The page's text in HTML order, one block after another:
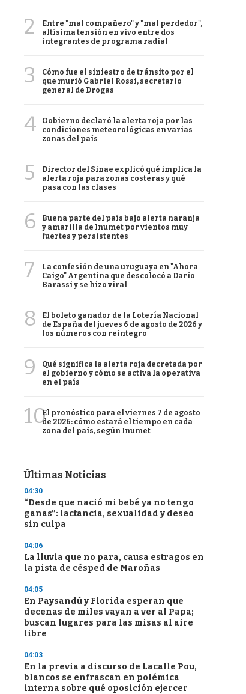
2
Entre "mal compañero" y "mal perdedor",
altísima tensión en vivo entre dos
integrantes de programa radial
3
Cómo fue el siniestro de tránsito por el
que murió Gabriel Rossi, secretario
general de Drogas
4
Gobierno declaró la alerta roja por las
condiciones meteorológicas en varias
zonas del país
5
Director del Sinae explicó qué implica la
alerta roja para zonas costeras y qué
pasa con las clases
6
Buena parte del país bajo alerta naranja
y amarilla de Inumet por vientos muy
fuertes y persistentes
7
La confesión de una uruguaya en "Ahora
Caigo" Argentina que descolocó a Darío
Barassi y se hizo viral
8
El boleto ganador de la Lotería Nacional
de España del jueves 6 de agosto de 2026 y
los números con reintegro
9
Qué significa la alerta roja decretada por
el gobierno y cómo se activa la operativa
en el país
10El pronóstico para el viernes 7 de agosto
de 2026: cómo estará el tiempo en cada
zona del país, según Inumet
Últimas Noticias
04:30
“Desde que nació mi bebé ya no tengo
ganas”: lactancia, sexualidad y deseo
sin culpa
04:06
La lluvia que no para, causa estragos en
la pista de césped de Maroñas
04:05
En Paysandú y Florida esperan que
decenas de miles vayan a ver al Papa;
buscan lugares para las misas al aire
libre
04:03
En la previa a discurso de Lacalle Pou,
blancos se enfrascan en polémica
interna sobre qué oposición ejercer